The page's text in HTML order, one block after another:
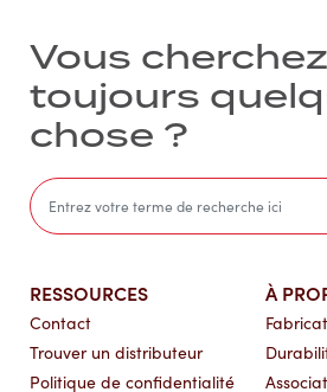
Vous cherchez
toujours
chose ?
RESSOURCES
Contact
Trouver un distributeur
Politique de confidentialité
À